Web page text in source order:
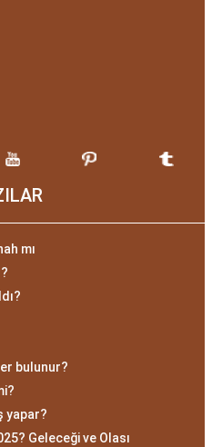
mı
bulunur?
yapar?
Geleceği ve Olası